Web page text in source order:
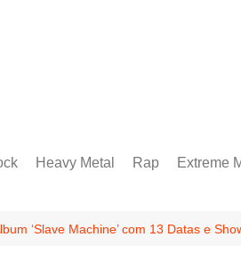
Heavy Metal
Groove Metal
Rap Extreme
RABM
‘Slave Machine’ com 13 Datas e